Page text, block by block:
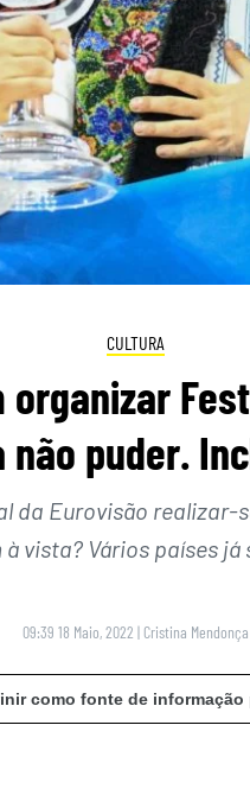
CULTURA
não puder.
da Eurovisão realizar-
vista? Vários países
09:39 18 Maio, 2022 | Cristina Mendonça
como fonte de informação